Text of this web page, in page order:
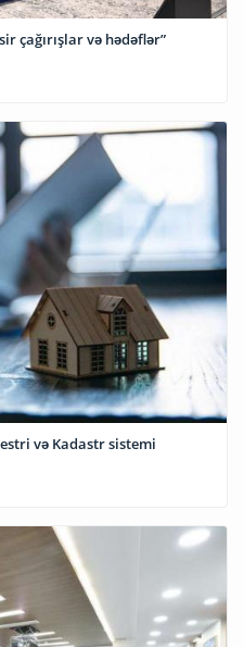
çağırışlar və hədəflər”
və Kadastr sistemi